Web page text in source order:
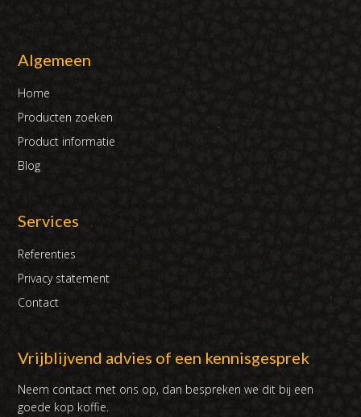
Algemeen
Home
Producten zoeken
Product informatie
Blog
Services
Referenties
Privacy statement
Contact
Vrijblijvend advies of een kennisgesprek
Neem contact met ons op, dan bespreken we dit bij een
goede kop koffie.